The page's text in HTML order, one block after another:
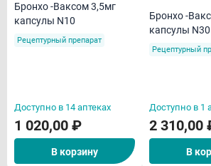
Бронхо -Ваксом 3,5мг
капсулы N10
Рецептурный препарат
Доступно в 14 аптеках
1 020,00 ₽
В корзину
Бронхо -
капсулы N30
Рецептурный
Доступно в 1
2 310,00
В